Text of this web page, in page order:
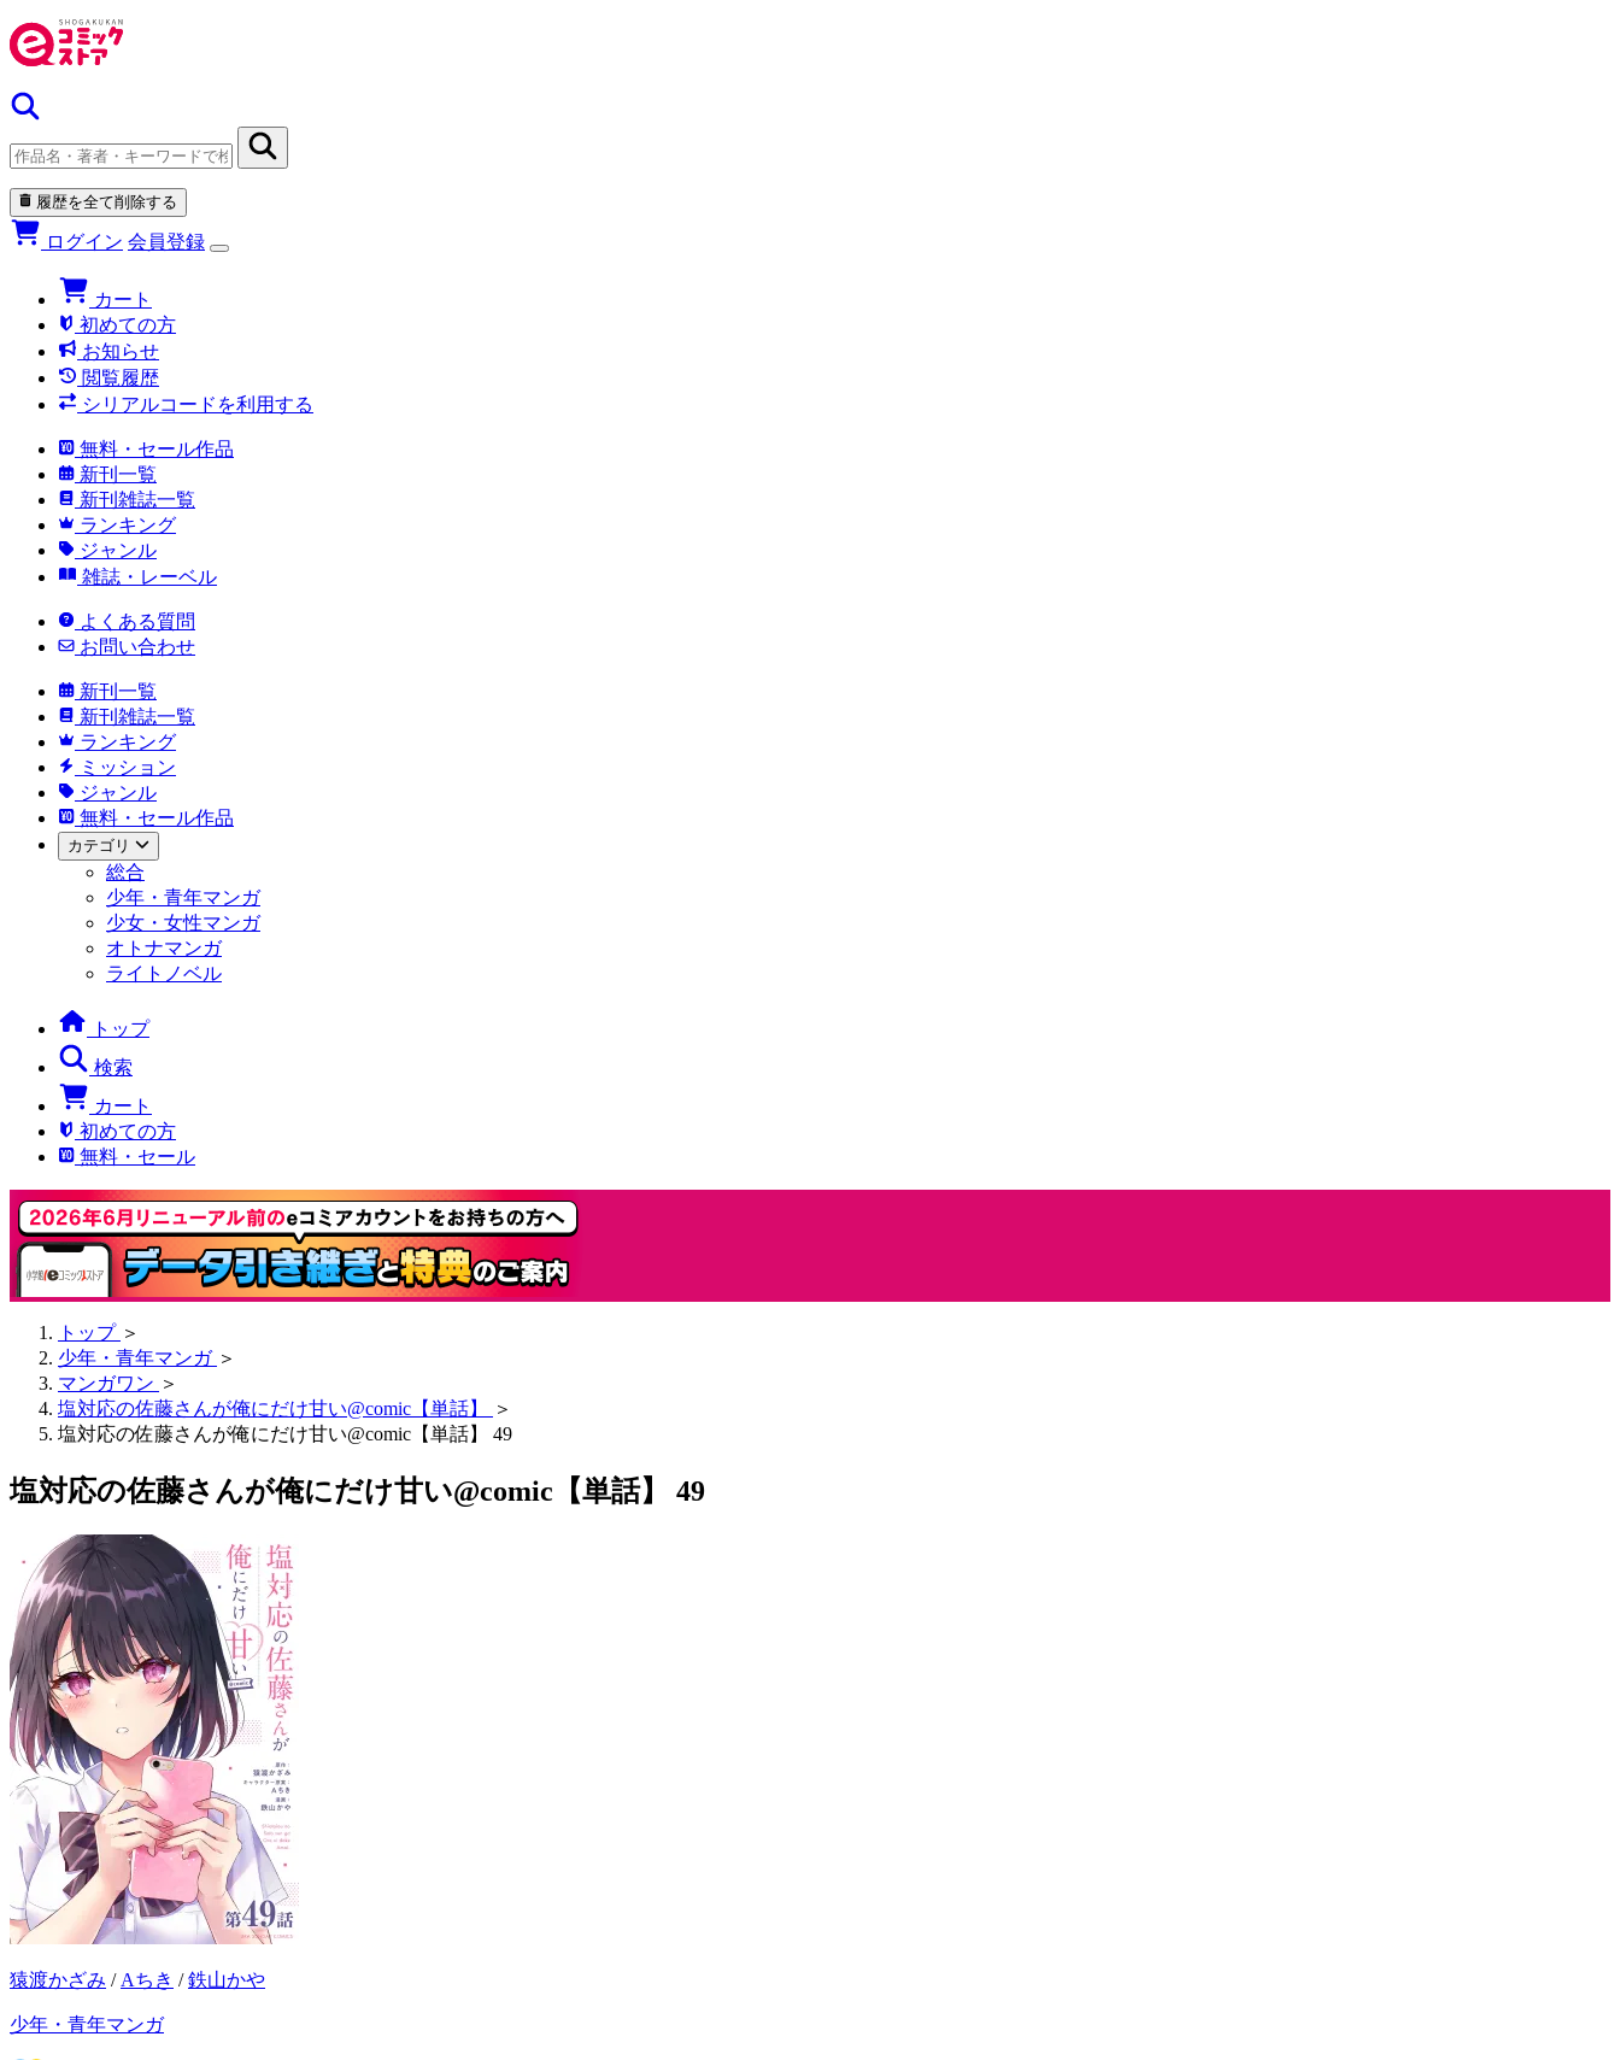
履歴を全て削除する
ログイン 会員登録
カート
初めての方
お知らせ
閲覧履歴
シリアルコードを利用する
無料・セール作品
新刊一覧
新刊雑誌一覧
ランキング
ジャンル
雑誌・レーベル
よくある質問
お問い合わせ
新刊一覧
新刊雑誌一覧
ランキング
ミッション
ジャンル
無料・セール作品
カテゴリ
総合
少年・青年マンガ
少女・女性マンガ
オトナマンガ
ライトノベル
トップ
検索
カート
初めての方
無料・セール
トップ ＞
少年・青年マンガ ＞
マンガワン ＞
塩対応の佐藤さんが俺にだけ甘い@comic【単話】
＞
塩対応の佐藤さんが俺にだけ甘い@comic【単話】 49
塩対応の佐藤さんが俺にだけ甘い@comic【単話】 49
猿渡かざみ / Aちき /鉄山かや
少年・青年マンガ